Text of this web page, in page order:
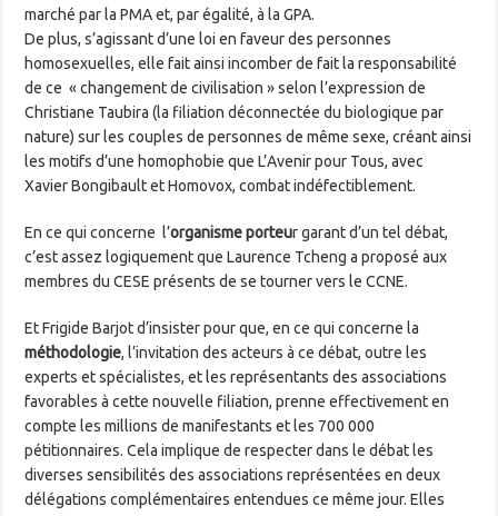
marché par la PMA et, par égalité, à la GPA.
De plus, s’agissant d’une loi en faveur des personnes
homosexuelles, elle fait ainsi incomber de fait la responsabilité
de ce « changement de civilisation » selon l’expression de
Christiane Taubira (la filiation déconnectée du biologique par
nature) sur les couples de personnes de même sexe, créant ainsi
les motifs d’une homophobie que L’Avenir pour Tous, avec
Xavier Bongibault et Homovox, combat indéfectiblement.
En ce qui concerne l’organisme porteur garant d’un tel débat,
c’est assez logiquement que Laurence Tcheng a proposé aux
membres du CESE présents de se tourner vers le CCNE.
Et Frigide Barjot d’insister pour que, en ce qui concerne la
méthodologie, l’invitation des acteurs à ce débat, outre les
experts et spécialistes, et les représentants des associations
favorables à cette nouvelle filiation, prenne effectivement en
compte les millions de manifestants et les 700 000
pétitionnaires. Cela implique de respecter dans le débat les
diverses sensibilités des associations représentées en deux
délégations complémentaires entendues ce même jour. Elles